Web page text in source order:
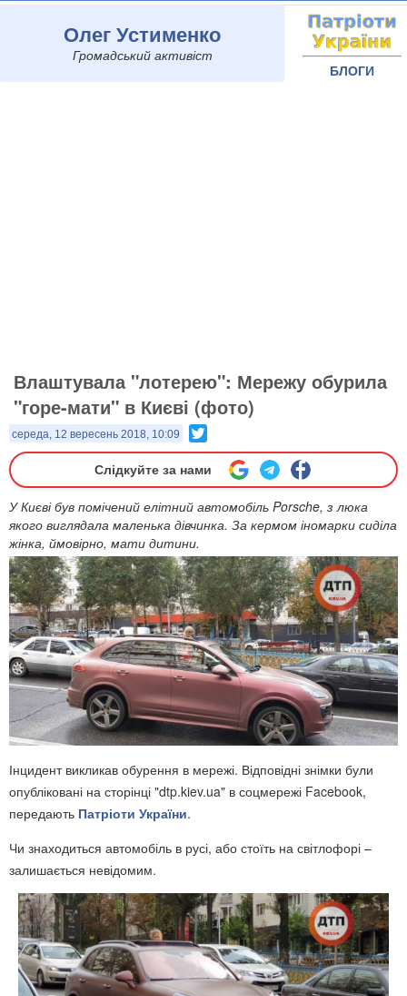
Олег Устименко
Громадський активіст
БЛОГИ
Влаштувала "лотерею": Мережу обурила
"горе-мати" в Києві (фото)
середа, 12 вересень 2018, 10:09
Слідкуйте за нами
У Києві був помічений елітний автомобіль Porsche, з люка
якого виглядала маленька дівчинка. За кермом іномарки сиділа
жінка, ймовірно, мати дитини.
Інцидент викликав обурення в мережі. Відповідні знімки були
опубліковані на сторінці "dtp.kiev.ua" в соцмережі Facebook,
передають Патріоти України.
Чи знаходиться автомобіль в русі, або стоїть на світлофорі –
залишається невідомим.